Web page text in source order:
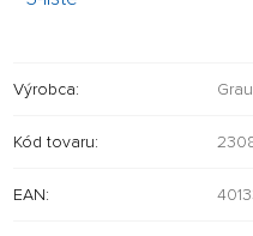
Výrobca:
Kód tovaru:
EAN: